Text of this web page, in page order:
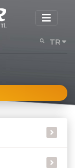
TR